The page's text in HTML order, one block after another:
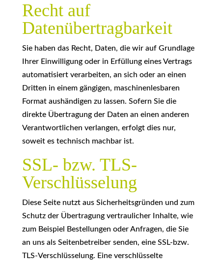
Recht auf
Datenübertragbarkeit
Sie haben das Recht, Daten, die wir auf Grundlage
Ihrer Einwilligung oder in Erfüllung eines Vertrags
automatisiert verarbeiten, an sich oder an einen
Dritten in einem gängigen, maschinenlesbaren
Format aushändigen zu lassen. Sofern Sie die
direkte Übertragung der Daten an einen anderen
Verantwortlichen verlangen, erfolgt dies nur,
soweit es technisch machbar ist.
SSL- bzw. TLS-
Verschlüsselung
Diese Seite nutzt aus Sicherheitsgründen und zum
Schutz der Übertragung vertraulicher Inhalte, wie
zum Beispiel Bestellungen oder Anfragen, die Sie
an uns als Seitenbetreiber senden, eine SSL-bzw.
TLS-Verschlüsselung. Eine verschlüsselte